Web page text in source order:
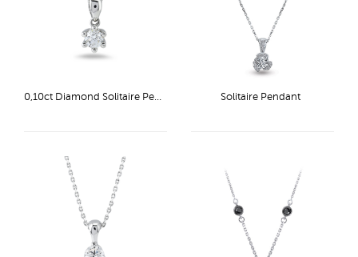
0,10ct Diamond Solitaire Pendant Solitaire Pendant